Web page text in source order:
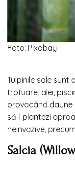
Foto: Pixabay
Tulpinile sale
trotuare, alei,
provocând daune
să-l plantezi
neinvazive,
Salcia